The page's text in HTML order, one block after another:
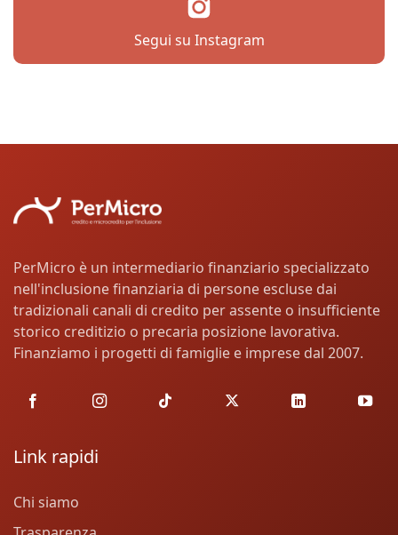
Segui su Instagram
PerMicro è un intermediario finanziario specializzato
nell'inclusione finanziaria di persone escluse dai
tradizionali canali di credito per assente o insufficiente
storico creditizio o precaria posizione lavorativa.
Finanziamo i progetti di famiglie e imprese dal 2007.
Link rapidi
Chi siamo